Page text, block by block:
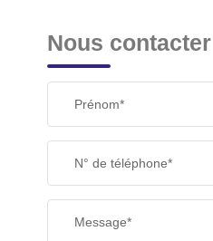
Nous contacter
Prénom*
N° de téléphone*
Message*